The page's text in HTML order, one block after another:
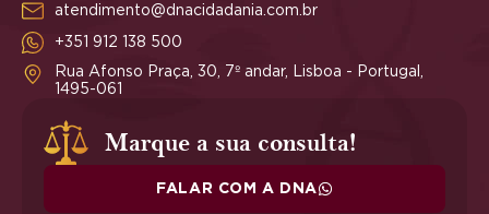
atendimento@dnacidadania.com.br
+351 912 138 500
Rua Afonso Praça, 30, 7º andar, Lisboa - Portugal,
1495-061
Marque a sua consulta!
FALAR COM A DNA